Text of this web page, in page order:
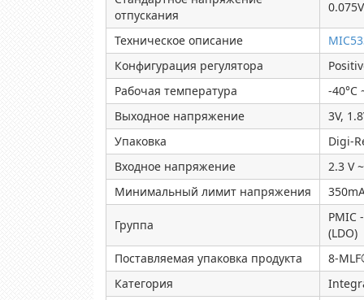
отпускания
Техническое описание
Конфигурация регулятора
Рабочая температура
-40°C
Выходное напряжение
3V,
Упаковка
Digi-
Входное напряжение
2.3 V
Минимальный лимит напряжения
Группа
PMIC
(LDO)
Поставляемая упаковка продукта
8-
Категория